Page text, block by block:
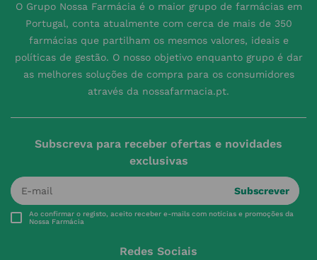
O Grupo Nossa Farmácia é o maior grupo de farmácias em
Portugal, conta atualmente com cerca de mais de 350
farmácias que partilham os mesmos valores, ideais e
políticas de gestão. O nosso objetivo enquanto grupo é dar
as melhores soluções de compra para os consumidores
através da nossafarmacia.pt.
Subscreva para receber ofertas e novidades
exclusivas
Subscrever
Ao confirmar o registo, aceito receber e-mails com notícias e promoções da
Nossa Farmácia
Redes Sociais